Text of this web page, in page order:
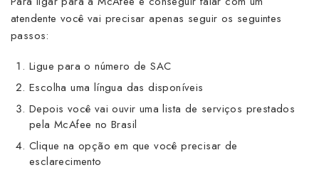
atendente você vai precisar apenas seguir os seguintes
passos:
Ligue para o número de SAC
Escolha uma língua das disponíveis
Depois você vai ouvir uma lista de serviços prestados
pela McAfee no Brasil
Clique na opção em que você precisar de
esclarecimento